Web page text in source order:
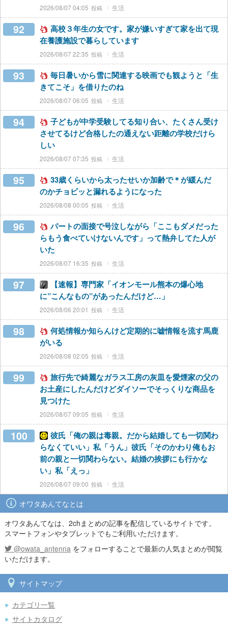
2026/08/07 04:05 生活
92
高校３年生の女です。家が嫌いすぎて家を出て現
在養護施設で暮らしています
2026/08/07 22:35 生活
93
毎日暑いから雪に関連する映画でも観ようと「生
きてこそ」を借りたのね
2026/08/07 06:05 生活
94
子どもが中学受験してる知り合い、たくさん受け
させてるけど合格したの通えない距離の学校だけら
しい
2026/08/07 07:35 生活
95
33歳くらいから太ったせいか加齢で＊が緩んだ
のかチョビッと漏れるようになった
2026/08/08 00:05 生活
96
パートの面接で号泣しながら「ここもダメだった
らもう食べていけないんです」って熱弁してた人が
いた
2026/08/07 16:35 生活
97
【速報】専門家「イオンモール熊本の爆心地
に”こんなもの”があったんだけど…」
2026/08/06 20:01 生活
98
何処情報か知らんけど定期的に嘘情報を流す馬鹿
がいる
2026/08/08 02:05 生活
99
旅行先で綺麗なガラス工房の灰皿を愛煙家の父の
お土産にしたんだけどダイソーでそっくりな商品を
見つけた
2026/08/07 09:05 生活
100
彼氏「俺の親は毒親。だから結婚しても一切関わ
らなくていい」私「うん」彼氏「そのかわり俺もお
前の親と一切関わらない。結婚の挨拶にも行かな
い」私「えっ」
2026/08/07 09:00 生活
オワタあんてなとは
オワタあんてなは、2chまとめの記事を配信しているサイトです。
スマートフォンやタブレットでもご利用いただけます。
@owata_antenna をフォローすることで最新の人気まとめが閲覧
いただけます。
サイトマップ
カテゴリ一覧
サイトカタログ